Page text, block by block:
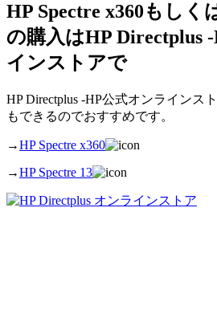
HP Spectre x360もしく
の購入はHP Directplus
インストアで
HP Directplus -HP公式オンラインス
もできるのでおすすめです。
→HP Spectre x360
→HP Spectre 13